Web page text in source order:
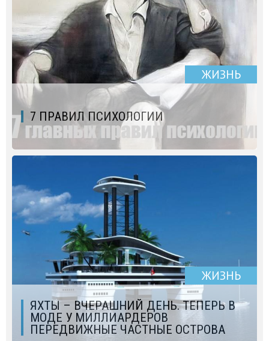
ЖИЗНЬ
7 ПРАВИЛ ПСИХОЛОГИИ
ЖИЗНЬ
ЯХТЫ – ВЧЕРАШНИЙ ДЕНЬ. ТЕПЕРЬ В
МОДЕ У МИЛЛИАРДЕРОВ
ПЕРЕДВИЖНЫЕ ЧАСТНЫЕ ОСТРОВА